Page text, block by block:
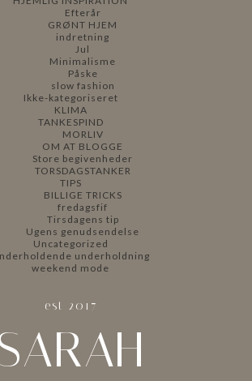
Efterår
GRØNT HJEM
indretning
Jul
Minimalisme
Påske
slow fashion
Ikke-kategoriseret
KLIMA
TANKESPIND
MORLIV
OM AT BLOGGE
Store begivenheder
TORSDAGSTANKER
TIPS
BILLIGE TRICKS
fredagsfif
Tirsdagens tip
Ugens genudsendelse
Uncategorized
underholdning
weekend mode
est 2017